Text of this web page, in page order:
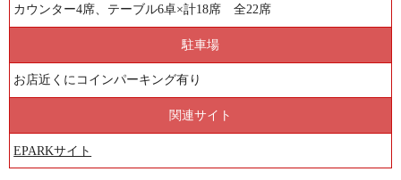
カウンター4席、テーブル6卓×計18席 全22席
駐車場
お店近くにコインパーキング有り
関連サイト
EPARKサイト